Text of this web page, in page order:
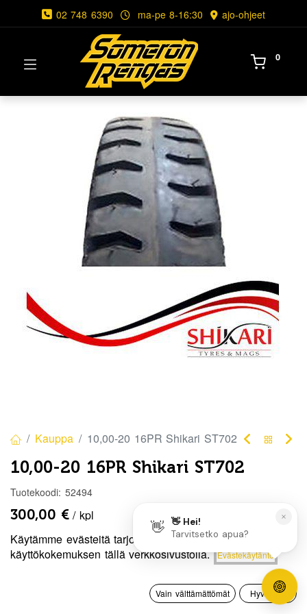
Hinta:
Lisää ostoskoriin
0
Toivelista Tili
02 748 6390 ma-pe 8-16:30 ajo-ohjeet
0
Kauppa 10,00-20 16PR Shikari ST702
10,00-20 16PR Shikari ST702
Tuotekoodi: 52494
300,00 € / kpl
Heti
Lisää ostoskoriin
Käytämme evästeitä tarjotaksemme sinulle paremman
käyttökokemuksen tällä verkkosivustolla.
Evästekäytäntö
Vain välttämättömät Hyväksyn